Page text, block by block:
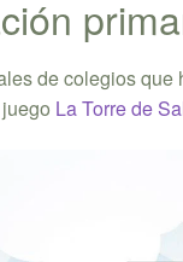
de colegios
La Torre de